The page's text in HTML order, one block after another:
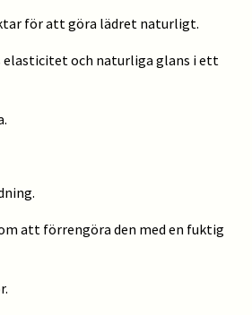
för att göra lädret naturligt.
elasticitet och naturliga glans i ett
att förrengöra den med en fuktig